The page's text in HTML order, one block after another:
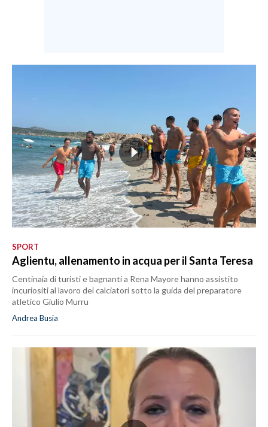
SPORT
Aglientu, allenamento in acqua per il Santa Teresa
Centinaia di turisti e bagnanti a Rena Mayore hanno assistito
incuriositi al lavoro dei calciatori sotto la guida del preparatore
atletico Giulio Murru
Andrea Busia